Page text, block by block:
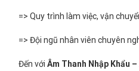
=> Quy trình làm việc, vận
=> Đội ngũ nhân viên chuyên
Đến với Âm Thanh Nhập Khẩu –